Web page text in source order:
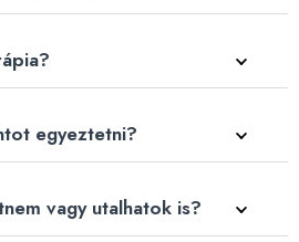
egyeztetni?
vagy utalhatok is?